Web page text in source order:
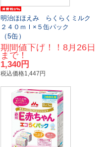
明治ほほえみ らくらくミルク
２４０ｍｌ×５缶パック
（5缶）
期間値下げ！！8月26日
まで！
1,340円
税込価格1,447円